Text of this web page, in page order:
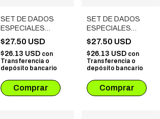
SET DE DADOS
ESPECIALES
METALICOS ROL #
90
$27.50 USD
$26.13 USD con
Transferencia o
depósito bancario
SET DE DADOS
ESPECIALES
METALICOS ROL #
17
$27.50 USD
$26.13 USD con
Transferencia o
depósito bancario